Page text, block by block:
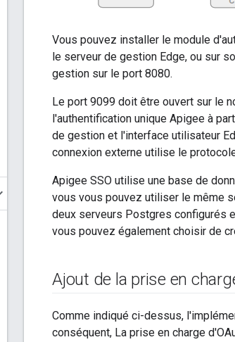
Vous pouvez installer le module
le serveur de gestion Edge, ou sur
gestion sur le port 8080.
Le port 9099 doit être ouvert sur le
l'authentification unique Apigee à
de gestion et l'interface utilisateur
connexion externe utilise le
Apigee SSO utilise une base de
vous vous pouvez utiliser le même
deux serveurs Postgres configurés
vous pouvez également choisir de
Ajout de la prise en
Comme indiqué ci-dessus,
conséquent, La prise en charge